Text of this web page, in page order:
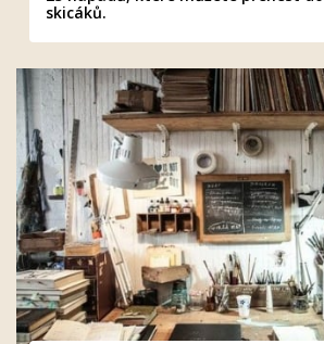
skicáků.